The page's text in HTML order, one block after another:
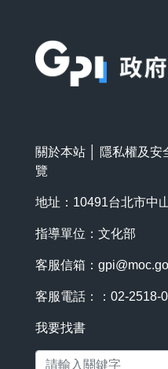
關於本站 隱私權及安
覽
地址：10491台北市中
指導單位：文化部
客服信箱：
客服電話：：02-2518-
我要找書